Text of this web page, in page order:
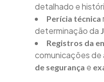
detalhado e
Perícia técnica
determinação da
Registros da
comunicações de
de segurança e